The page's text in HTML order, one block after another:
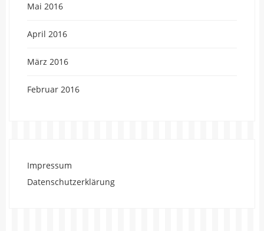
Mai 2016
April 2016
März 2016
Februar 2016
Impressum
Datenschutzerklärung